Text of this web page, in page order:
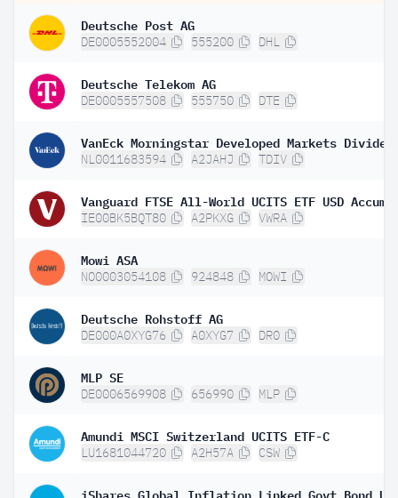
Deutsche Post AG
DE0005552004 555200 DHL
Deutsche Telekom AG
DE0005557508 555750 DTE
NL0011683594 A2JAHJ TDIV
IE00BK5BQT80 A2PKXG VWRA
Mowi ASA
NO0003054108 924848 MOWI
Deutsche Rohstoff AG
DE000A0XYG76 A0XYG7 DR0
MLP SE
DE0006569908 656990 MLP
Amundi MSCI Switzerland UCITS ETF-C
LU1681044720 A2H57A CSW